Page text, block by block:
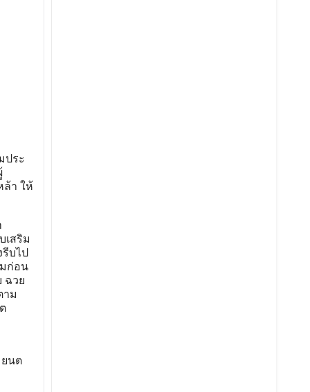
ประ
ล้า ให้
เสริม
บไป
ก่อน
ฉวย
าม
นต